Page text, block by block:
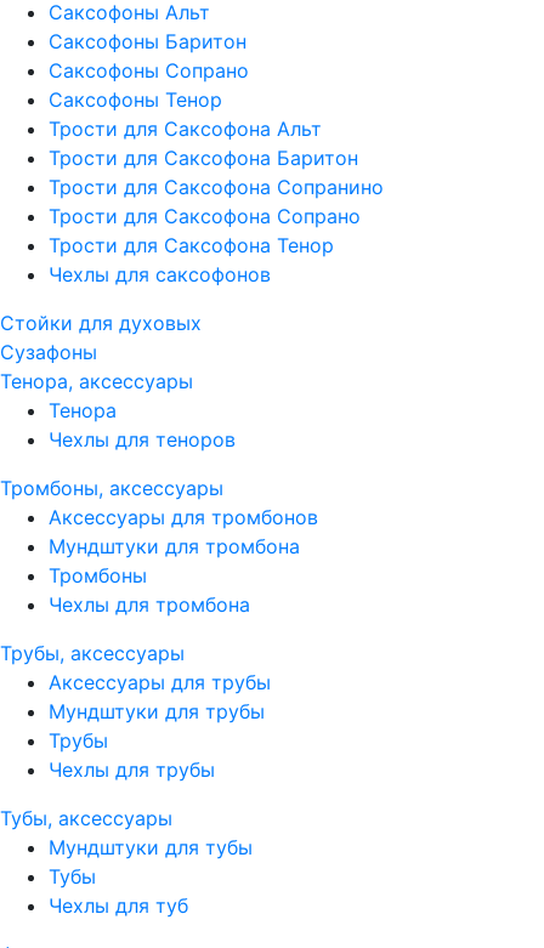
Саксофоны Альт
Саксофоны Баритон
Саксофоны Сопрано
Саксофоны Тенор
Трости для Саксофона Альт
Трости для Саксофона Баритон
Трости для Саксофона Сопранино
Трости для Саксофона Сопрано
Трости для Саксофона Тенор
Чехлы для саксофонов
Стойки для духовых
Сузафоны
Тенора, аксессуары
Тенора
Чехлы для теноров
Тромбоны, аксессуары
Аксессуары для тромбонов
Мундштуки для тромбона
Тромбоны
Чехлы для тромбона
Трубы, аксессуары
Аксессуары для трубы
Мундштуки для трубы
Трубы
Чехлы для трубы
Тубы, аксессуары
Мундштуки для тубы
Тубы
Чехлы для туб